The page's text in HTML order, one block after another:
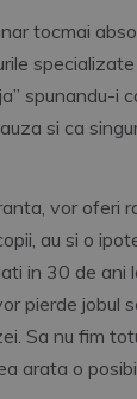
tocmai
spunandu-i
si ca
vor oferi
au si o
in 30 de ani
pierde jobul
Sa nu fim
arata o